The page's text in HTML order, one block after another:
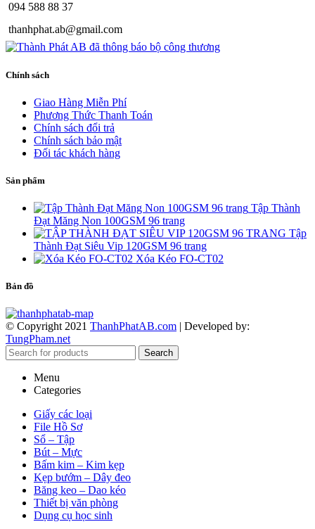
094 588 88 37
thanhphat.ab@gmail.com
Chính sách
Giao Hàng Miễn Phí
Phương Thức Thanh Toán
Chính sách đổi trả
Chính sách bảo mật
Đối tác khách hàng
Sản phẩm
Tập Thành
Đạt Măng Non 100GSM 96 trang
Tập
Thành Đạt Siêu Vip 120GSM 96 trang
Xóa Kéo FO-CT02
Bản đồ
© Copyright 2021 ThanhPhatAB.com | Developed by:
TungPham.net
Search
Menu
Categories
Giấy các loại
File Hồ Sơ
Sổ – Tập
Bút – Mực
Bấm kim – Kim kẹp
Kẹp bướm – Dây đeo
Băng keo – Dao kéo
Thiết bị văn phòng
Dụng cụ học sinh